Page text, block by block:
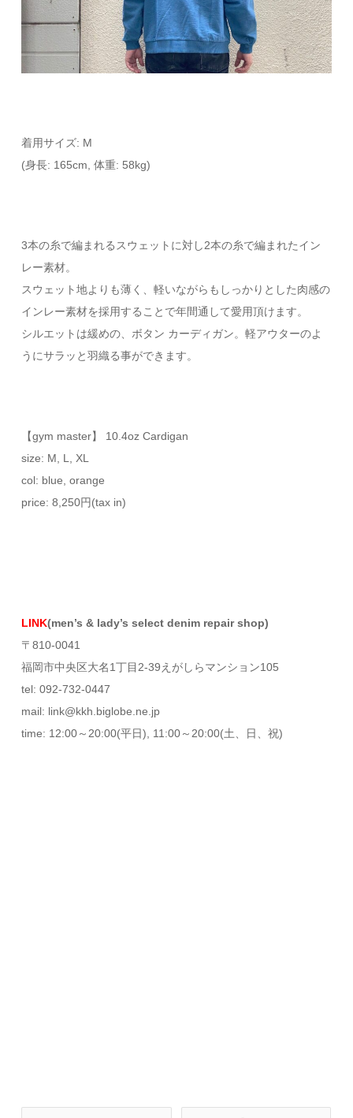
着用サイズ: M
(身長: 165cm, 体重: 58kg)
3本の糸で編まれるスウェットに対し2本の糸で編まれたイン
レー素材。
スウェット地よりも薄く、軽いながらもしっかりとした肉感の
インレー素材を採用することで年間通して愛用頂けます。
シルエットは緩めの、ボタン カーディガン。軽アウターのよ
うにサラッと羽織る事ができます。
【gym master】 10.4oz Cardigan
size: M, L, XL
col: blue, orange
price: 8,250円(tax in)
LINK(men’s & lady’s select denim repair shop)
〒810-0041
福岡市中央区大名1丁目2-39えがしらマンション105
tel: 092-732-0447
mail: link@kkh.biglobe.ne.jp
time: 12:00～20:00(平日), 11:00～20:00(土、日、祝)